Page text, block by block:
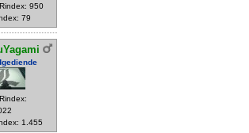
950
79
1.455